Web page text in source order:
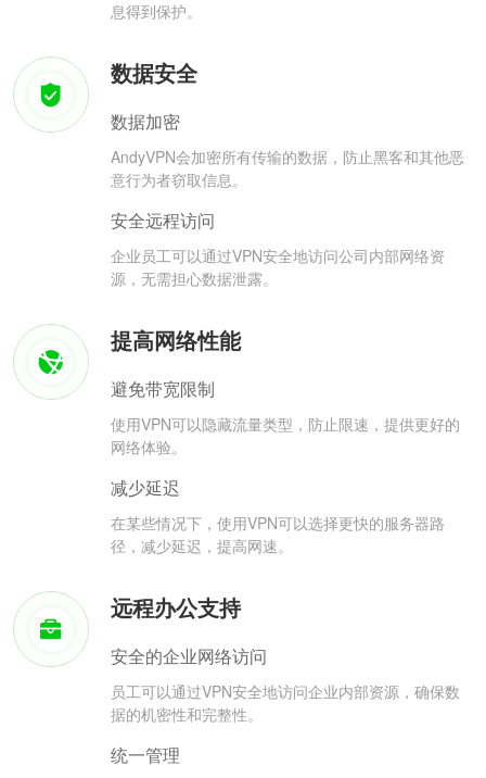
息得到保护。
数据安全
数据加密
AndyVPN会加密所有传输的数据，防止黑客和其他恶
意行为者窃取信息。
安全远程访问
企业员工可以通过VPN安全地访问公司内部网络资
源，无需担心数据泄露。
提高网络性能
避免带宽限制
使用VPN可以隐藏流量类型，防止限速，提供更好的
网络体验。
减少延迟
在某些情况下，使用VPN可以选择更快的服务器路
径，减少延迟，提高网速。
远程办公支持
安全的企业网络访问
员工可以通过VPN安全地访问企业内部资源，确保数
据的机密性和完整性。
统一管理